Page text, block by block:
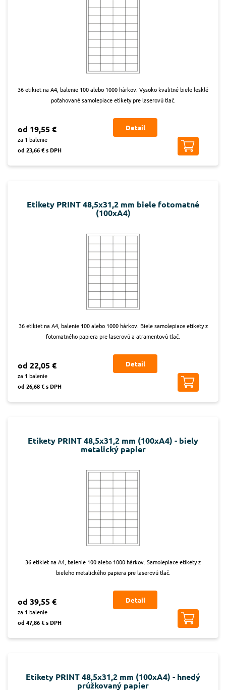
36 etikiet na A4, balenie 100 alebo 1000 hárkov. Vysoko kvalitné biele lesklé
poťahované samolepiace etikety pre laserovú tlač.
od 19,55 €
za 1 balenie
od 23,66 € s DPH
Detail
Etikety PRINT 48,5x31,2 mm biele fotomatné
(100xA4)
36 etikiet na A4, balenie 100 alebo 1000 hárkov. Biele samolepiace etikety z
fotomatného papiera pre laserovú a atramentovú tlač.
od 22,05 €
za 1 balenie
od 26,68 € s DPH
Detail
Etikety PRINT 48,5x31,2 mm (100xA4) - biely
metalický papier
36 etikiet na A4, balenie 100 alebo 1000 hárkov. Samolepiace etikety z
bieleho metalického papiera pre laserovú tlač.
od 39,55 €
za 1 balenie
od 47,86 € s DPH
Detail
Etikety PRINT 48,5x31,2 mm (100xA4) - hnedý
prúžkovaný papier